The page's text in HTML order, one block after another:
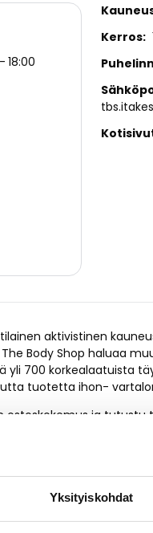
Yksityiskohdat
18:00
Kerros
aktivistinen
The Body Shop haluaa
yli 700 korkealaatuista
tuotetta ihon-
ostoskokemus ja tutustu
kaikki eettisesti ja
ja kuori,
tai